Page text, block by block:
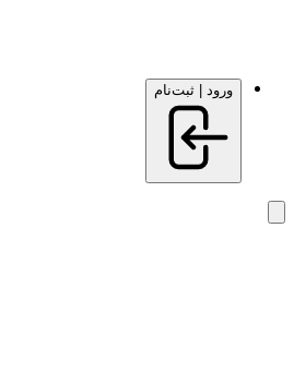
ورود | ثبت‌نام